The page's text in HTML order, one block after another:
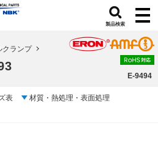
製品検索
クランプ
E-9494
表
材質・熱処理・表面処理